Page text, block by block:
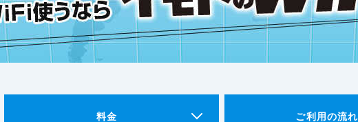
料金 ご利用の流れ